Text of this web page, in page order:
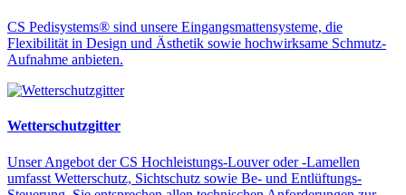
CS Pedisystems® sind unsere Eingangsmattensysteme, die
Flexibilität in Design und Ästhetik sowie hochwirksame Schmutz-
Aufnahme anbieten.
Wetterschutzgitter
Unser Angebot der CS Hochleistungs-Louver oder -Lamellen
umfasst Wetterschutz, Sichtschutz sowie Be- und Entlüftungs-